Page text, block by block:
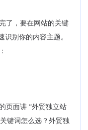
了，要在网站的关键
识别你的内容主题。
页面讲 “外贸独立站
键词怎么选？外贸独